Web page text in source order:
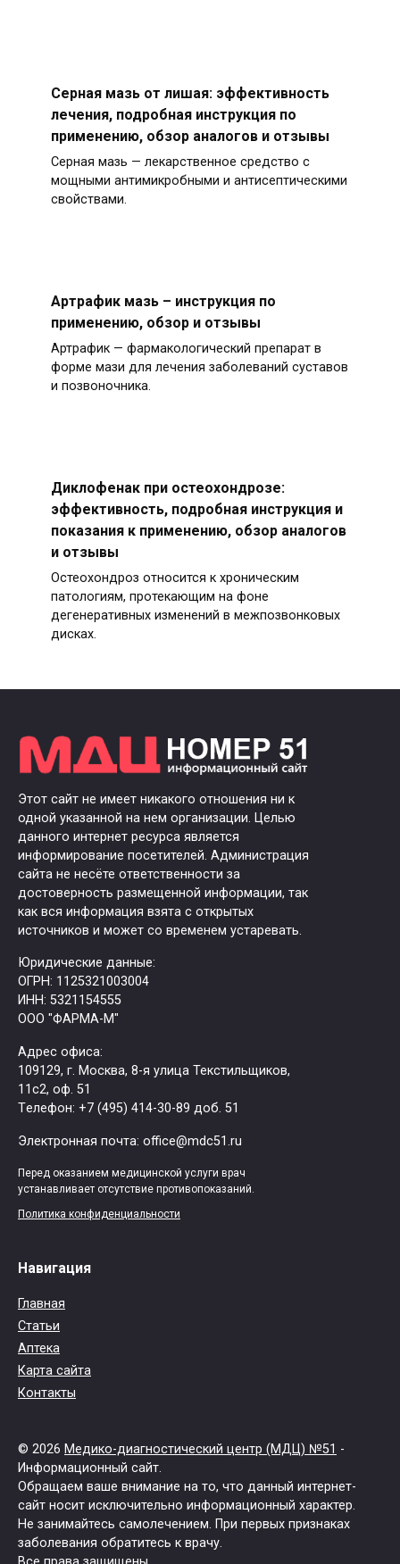
Серная мазь от лишая: эффективность
лечения, подробная инструкция по
применению, обзор аналогов и отзывы
Серная мазь — лекарственное средство с
мощными антимикробными и антисептическими
свойствами.
Артрафик мазь – инструкция по
применению, обзор и отзывы
Артрафик — фармакологический препарат в
форме мази для лечения заболеваний суставов
и позвоночника.
Диклофенак при остеохондрозе:
эффективность, подробная инструкция и
показания к применению, обзор аналогов
и отзывы
Остеохондроз относится к хроническим
патологиям, протекающим на фоне
дегенеративных изменений в межпозвонковых
дисках.
Этот сайт не имеет никакого отношения ни к
одной указанной на нем организации. Целью
данного интернет ресурса является
информирование посетителей. Администрация
сайта не несёте ответственности за
достоверность размещенной информации, так
как вся информация взята с открытых
источников и может со временем устаревать.
Юридические данные:
ОГРН: 1125321003004
ИНН: 5321154555
ООО "ФАРМА-М"
Адрес офиса:
109129, г. Москва, ​8-я улица Текстильщиков,
11с2, оф. 51
Tелефон: +7 (495) 414-30-89 доб. 51
Электронная почта: office@mdc51.ru
Перед оказанием медицинской услуги врач
устанавливает отсутствие противопоказаний.
Политика конфиденциальности
Навигация
Главная
Статьи
Аптека
Карта сайта
Контакты
© 2026 Медико-диагностический центр (МДЦ) №51 -
Информационный сайт.
Обращаем ваше внимание на то, что данный интернет-
сайт носит исключительно информационный характер.
Не занимайтесь самолечением. При первых признаках
заболевания обратитесь к врачу.